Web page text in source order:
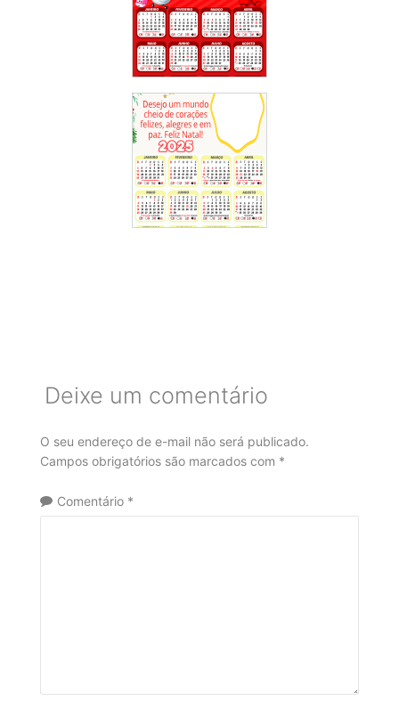
Deixe um comentário
O seu endereço de e-mail não será publicado.
Campos obrigatórios são marcados com *
Comentário *